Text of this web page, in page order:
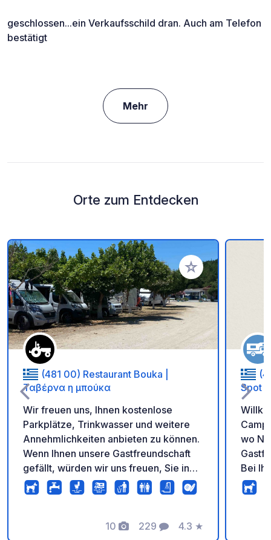
geschlossen...ein Verkaufsschild dran. Auch am Telefon
bestätigt
Mehr
Orte zum Entdecken
Zu Ihren Favoriten
(481 00) Restaurant Bouka |
Ταβέρνα η μπούκα
Wir freuen uns, Ihnen kostenlose
Parkplätze, Trinkwasser und weitere
Annehmlichkeiten anbieten zu können.
Wenn Ihnen unsere Gastfreundschaft
gefällt, würden wir uns freuen, Sie in
unserer Taverne zu einem Essen und
regionalen Spezialitäten begrüßen zu
Unterstützung und wir wünschen Ihnen
10
Fotos
229
Kommentare
4.3
Bewertung
★
Spot
wo
Bei